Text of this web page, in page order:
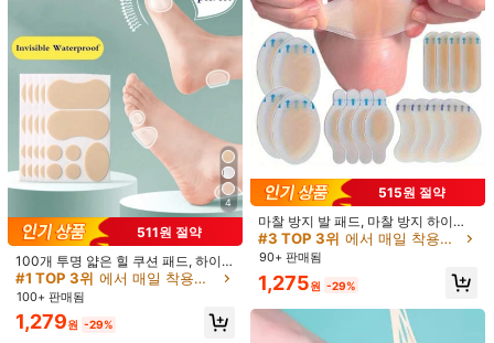
(5) 더 보기
통기성(1) 강력 추천(1) 유용함 (1) 아주 좋음
a***3 스타일 유형: 여러 가지 빛깔의 / 색: 10개의 타원형
حلووووووووووووووووووووو
도움이 됨(0)
b***a 스타일 유형: 여러 가지 빛깔의 / 색: 10개의 타원형
Excelenteexperiencia!Soyrevendedoray
óenperfectoestado,completo ydentrodeltiempo estimado.
Los productos
totalmentesatisfechos contodo .Sinduda écomprando
도움이 됨
4
511원 절약
100개 투명 얇은 힐 쿠션 패드, 하이
힐용 보이지 않는 마찰 방지 스티커
#1 TOP 3위 에서 매일 착용해야 하는 보호 장비 - 필수품 일일 보호 장비
100+ 판매됨
1,279원 -29%
515원 절약
마찰 방지 발 패드, 마찰 방지 하이힐
패드, 하이드로겔 마찰 방지 발 패드,
개별 포장된 하이드로겔 마찰 방지 힐
패드, 발 패드, 힐 패드, 마찰 방지 패드
#3 TOP 3위 에서 매일 착용해야 하는 보호 장비 - 필수품 일일 보호 장비
90+ 판매됨
1,275원 -29%